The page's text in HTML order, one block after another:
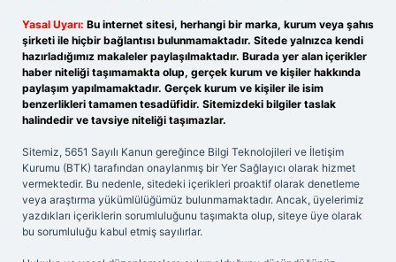
Yasal Uyarı: Bu internet sitesi, herhangi bir marka, kurum veya şahıs
şirketi ile hiçbir bağlantısı bulunmamaktadır. Sitede yalnızca kendi
hazırladığımız makaleler paylaşılmaktadır. Burada yer alan içerikler
haber niteliği taşımamakta olup, gerçek kurum ve kişiler hakkında
paylaşım yapılmamaktadır. Gerçek kurum ve kişiler ile isim
benzerlikleri tamamen tesadüfidir. Sitemizdeki bilgiler taslak
halindedir ve tavsiye niteliği taşımazlar.
Sitemiz, 5651 Sayılı Kanun gereğince Bilgi Teknolojileri ve İletişim
Kurumu (BTK) tarafından onaylanmış bir Yer Sağlayıcı olarak hizmet
vermektedir. Bu nedenle, sitedeki içerikleri proaktif olarak denetleme
veya araştırma yükümlülüğümüz bulunmamaktadır. Ancak, üyelerimiz
yazdıkları içeriklerin sorumluluğunu taşımakta olup, siteye üye olarak
bu sorumluluğu kabul etmiş sayılırlar.